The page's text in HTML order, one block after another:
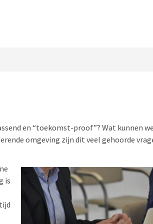
en “toekomst-proof”? Wat kunnen
omgeving zijn dit veel gehoorde
is